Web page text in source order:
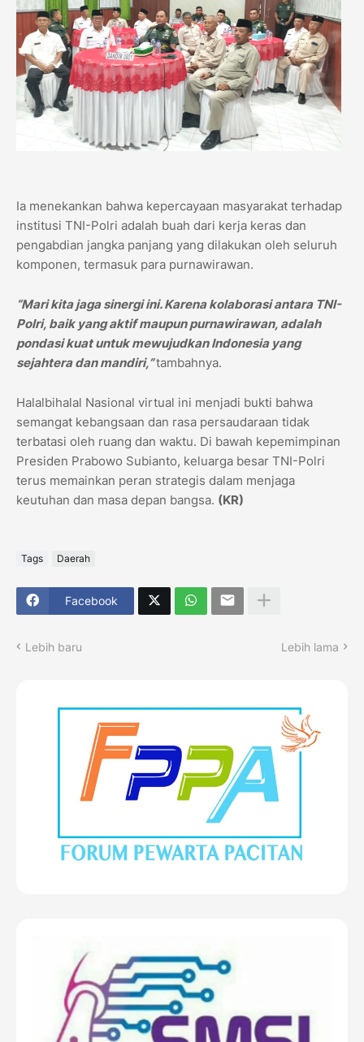
Ia menekankan bahwa kepercayaan masyarakat terhadap
institusi TNI-Polri adalah buah dari kerja keras dan
pengabdian jangka panjang yang dilakukan oleh seluruh
komponen, termasuk para purnawirawan.
“Mari kita jaga sinergi ini. Karena kolaborasi antara TNI-
Polri, baik yang aktif maupun purnawirawan, adalah
pondasi kuat untuk mewujudkan Indonesia yang
sejahtera dan mandiri,”tambahnya.
Halalbihalal Nasional virtual ini menjadi bukti bahwa
semangat kebangsaan dan rasa persaudaraan tidak
terbatasi oleh ruang dan waktu. Di bawah kepemimpinan
Presiden Prabowo Subianto, keluarga besar TNI-Polri
terus memainkan peran strategis dalam menjaga
keutuhan dan masa depan bangsa. (KR)
Tags Daerah
Facebook
Lebih baru Lebih lama